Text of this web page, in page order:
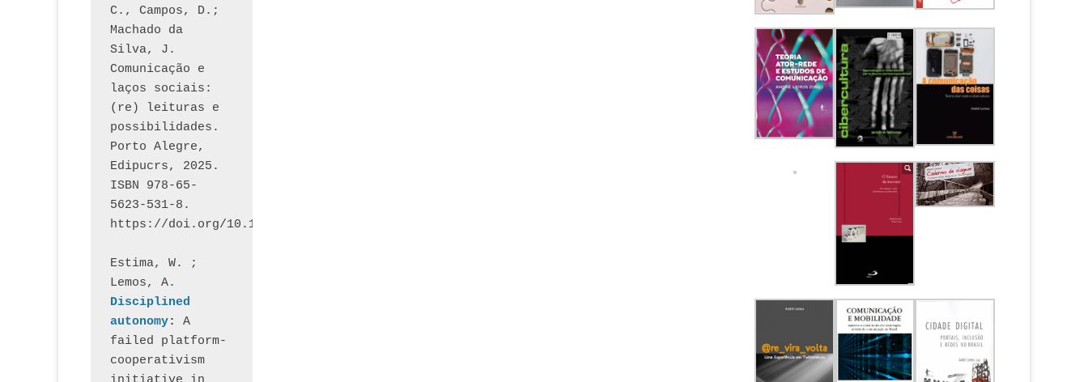
C., Campos, D.;
Machado da
Silva, J.
Comunicação e
laços sociais:
(re) leituras e
possibilidades.
Porto Alegre,
Edipucrs, 2025.
ISBN 978-65-
5623-531-8.
https://doi.org/10.15448/1877.3
Estima, W. ;
Lemos, A.
Disciplined
autonomy: A
failed platform-
cooperativism